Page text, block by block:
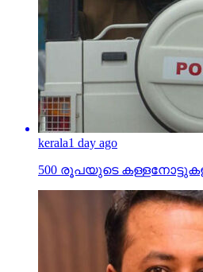
kerala1 day ago
500 രൂപയുടെ